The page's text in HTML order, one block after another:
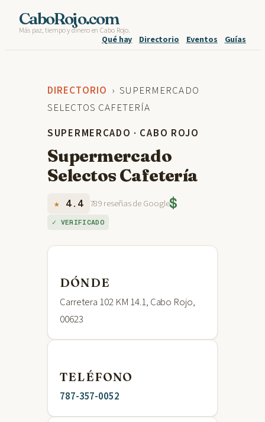
Skip
CaboRojo.com
Más paz, tiempo y dinero en Cabo Rojo.
Qué hay Directorio Eventos Guías
DIRECTORIO › SUPERMERCADO
SELECTOS CAFETERÍA
SUPERMERCADO · CABO ROJO
Supermercado
Selectos Cafetería
★ 4.4 789 reseñas de Google$
✓ VERIFICADO
DÓNDE
Carretera 102 KM 14.1, Cabo Rojo,
00623
TELÉFONO
787-357-0052